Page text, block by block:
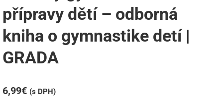
přípravy dětí – odborná
kniha o gymnastike detí |
GRADA
6,99€ (s DPH)